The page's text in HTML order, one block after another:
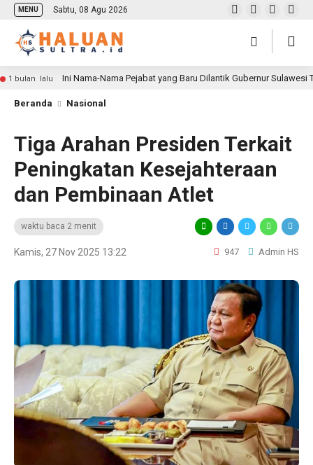
MENU Sabtu, 08 Agu 2026
1 bulan lalu Ini Nama-Nama Pejabat yang Baru Dilantik Gubernur Sulawesi
Beranda Nasional
Tiga Arahan Presiden Terkait
Peningkatan Kesejahteraan
dan Pembinaan Atlet
waktu baca 2 menit
Kamis, 27 Nov 2025 13:22 947 Admin HS